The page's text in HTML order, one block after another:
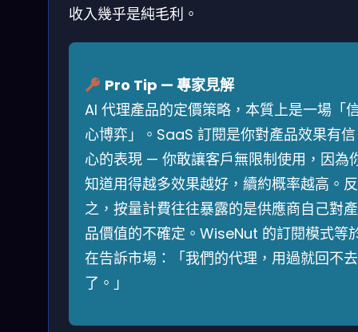
收入幾乎是純毛利。
Pro Tip — 專家見解
AI 代理產品的定價策略，本質上是一場「
心博弈」。SaaS 訂閱是你對產品效果有信
心的表現 — 你敢讓客戶無限制使用，因為
知道用得越多效果越好，續約概率越高。反
之，按量計費往往暴露的是供應商自己對產
品價值的不確定。WiseNut 的訂閱模式等
在告訴市場：「我們的代理，用過就回不去
了。」